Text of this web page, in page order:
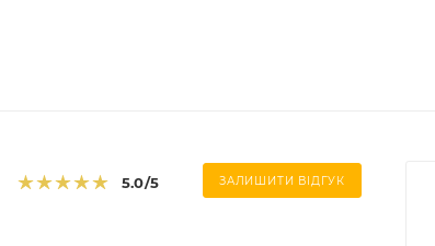
5.0/5 ЗАЛИШИТИ ВІДГУК